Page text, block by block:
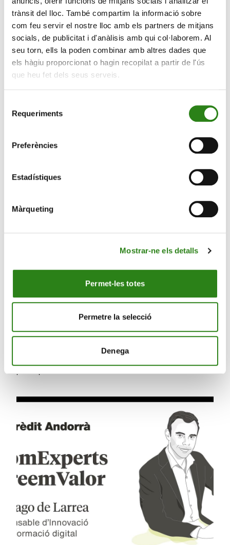
trànsit del lloc. També compartim la informació sobre
com feu servir el nostre lloc amb els partners de mitjans
socials, de publicitat i d'anàlisis amb qui col·laborem. Al
seu torn, ells la poden combinar amb altres dades que
els hàgiu proporcionat o hagin recopilat a partir de l'ús
que heu fet dels seus serveis.
Requeriments
Preferències
Estadístiques
Màrqueting
Mostrar-ne els detalls
Permet-les totes
Permetre la selecció
Denega
Creand Wealth Management pronostique un
La fiscalité des transferts de bénéfices dans la
principauté d’Andorre